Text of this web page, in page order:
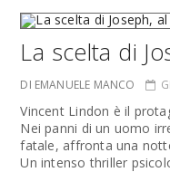
La scelta di
DI EMANUELE MANCO
Vincent Lindon è il
Nei panni di un uomo
fatale, affronta una
Un intenso thriller